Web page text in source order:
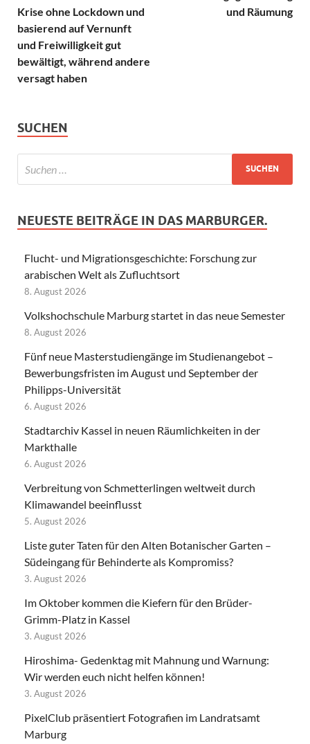
Krise ohne Lockdown und
basierend auf Vernunft
und Freiwilligkeit gut
bewältigt, während andere
versagt haben
und Räumung
SUCHEN
NEUESTE BEITRÄGE IN DAS MARBURGER.
Flucht- und Migrationsgeschichte: Forschung zur
arabischen Welt als Zufluchtsort
8. August 2026
Volkshochschule Marburg startet in das neue Semester
8. August 2026
Fünf neue Masterstudiengänge im Studienangebot –
Bewerbungsfristen im August und September der
Philipps-Universität
6. August 2026
Stadtarchiv Kassel in neuen Räumlichkeiten in der
Markthalle
6. August 2026
Verbreitung von Schmetterlingen weltweit durch
Klimawandel beeinflusst
5. August 2026
Liste guter Taten für den Alten Botanischer Garten –
Südeingang für Behinderte als Kompromiss?
3. August 2026
Im Oktober kommen die Kiefern für den Brüder-
Grimm-Platz in Kassel
3. August 2026
Hiroshima- Gedenktag mit Mahnung und Warnung:
Wir werden euch nicht helfen können!
3. August 2026
PixelClub präsentiert Fotografien im Landratsamt
Marburg